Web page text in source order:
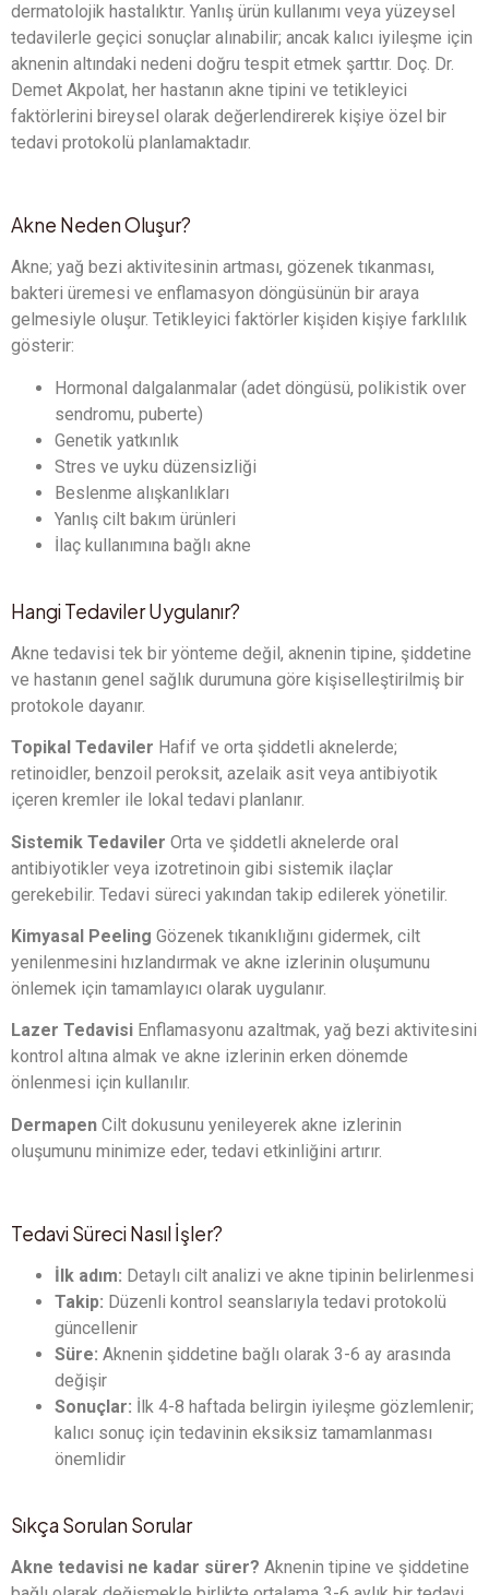
dermatolojik hastalıktır. Yanlış ürün kullanımı veya yüzeysel
tedavilerle geçici sonuçlar alınabilir; ancak kalıcı iyileşme için
aknenin altındaki nedeni doğru tespit etmek şarttır. Doç. Dr.
Demet Akpolat, her hastanın akne tipini ve tetikleyici
faktörlerini bireysel olarak değerlendirerek kişiye özel bir
tedavi protokolü planlamaktadır.
Akne Neden Oluşur?
Akne; yağ bezi aktivitesinin artması, gözenek tıkanması,
bakteri üremesi ve enflamasyon döngüsünün bir araya
gelmesiyle oluşur. Tetikleyici faktörler kişiden kişiye farklılık
gösterir:
Hormonal dalgalanmalar (adet döngüsü, polikistik over
sendromu, puberte)
Genetik yatkınlık
Stres ve uyku düzensizliği
Beslenme alışkanlıkları
Yanlış cilt bakım ürünleri
İlaç kullanımına bağlı akne
Hangi Tedaviler Uygulanır?
Akne tedavisi tek bir yönteme değil, aknenin tipine, şiddetine
ve hastanın genel sağlık durumuna göre kişiselleştirilmiş bir
protokole dayanır.
Topikal Tedaviler Hafif ve orta şiddetli aknelerde;
retinoidler, benzoil peroksit, azelaik asit veya antibiyotik
içeren kremler ile lokal tedavi planlanır.
Sistemik Tedaviler Orta ve şiddetli aknelerde oral
antibiyotikler veya izotretinoin gibi sistemik ilaçlar
gerekebilir. Tedavi süreci yakından takip edilerek yönetilir.
Kimyasal Peeling Gözenek tıkanıklığını gidermek, cilt
yenilenmesini hızlandırmak ve akne izlerinin oluşumunu
önlemek için tamamlayıcı olarak uygulanır.
Lazer Tedavisi Enflamasyonu azaltmak, yağ bezi aktivitesini
kontrol altına almak ve akne izlerinin erken dönemde
önlenmesi için kullanılır.
Dermapen Cilt dokusunu yenileyerek akne izlerinin
oluşumunu minimize eder, tedavi etkinliğini artırır.
Tedavi Süreci Nasıl İşler?
İlk adım: Detaylı cilt analizi ve akne tipinin belirlenmesi
Takip: Düzenli kontrol seanslarıyla tedavi protokolü
güncellenir
Süre: Aknenin şiddetine bağlı olarak 3-6 ay arasında
değişir
Sonuçlar: İlk 4-8 haftada belirgin iyileşme gözlemlenir;
kalıcı sonuç için tedavinin eksiksiz tamamlanması
önemlidir
Sıkça Sorulan Sorular
Akne tedavisi ne kadar sürer? Aknenin tipine ve şiddetine